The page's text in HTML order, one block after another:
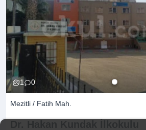
1 0
Mezitli / Fatih Mah.